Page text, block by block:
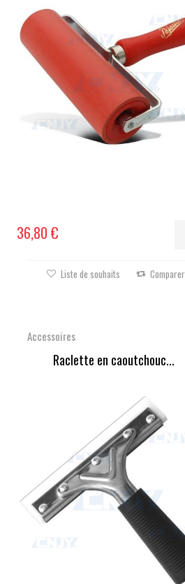
36,80 €
Liste de souhaits Comparer
Accessoires
Raclette en caoutchouc...